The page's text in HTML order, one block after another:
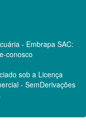
- Embrapa SAC:
conosco
sob a Licença
- SemDerivações